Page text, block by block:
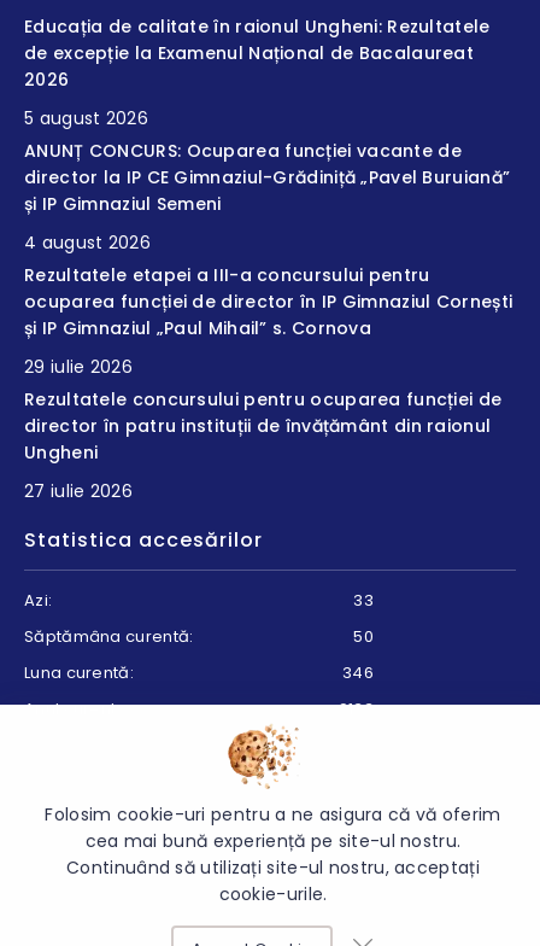
Educația de calitate în raionul Ungheni: Rezultatele
de excepție la Examenul Național de Bacalaureat
2026
5 august 2026
ANUNȚ CONCURS: Ocuparea funcției vacante de
director la IP CE Gimnaziul-Grădiniță „Pavel Buruiană”
și IP Gimnaziul Semeni
4 august 2026
Rezultatele etapei a III-a concursului pentru
ocuparea funcției de director în IP Gimnaziul Cornești
și IP Gimnaziul „Paul Mihail” s. Cornova
29 iulie 2026
Rezultatele concursului pentru ocuparea funcției de
director în patru instituții de învățământ din raionul
Ungheni
27 iulie 2026
Statistica accesărilor
Azi:
33
Săptămâna curentă:
50
Luna curentă:
346
Anul curent:
9133
© 2026 Direcția Educație Ungheni - Toate drepturile rezervate.
Folosim cookie-uri pentru a ne asigura că vă oferim
cea mai bună experiență pe site-ul nostru.
Continuând să utilizați site-ul nostru, acceptați
cookie-urile.